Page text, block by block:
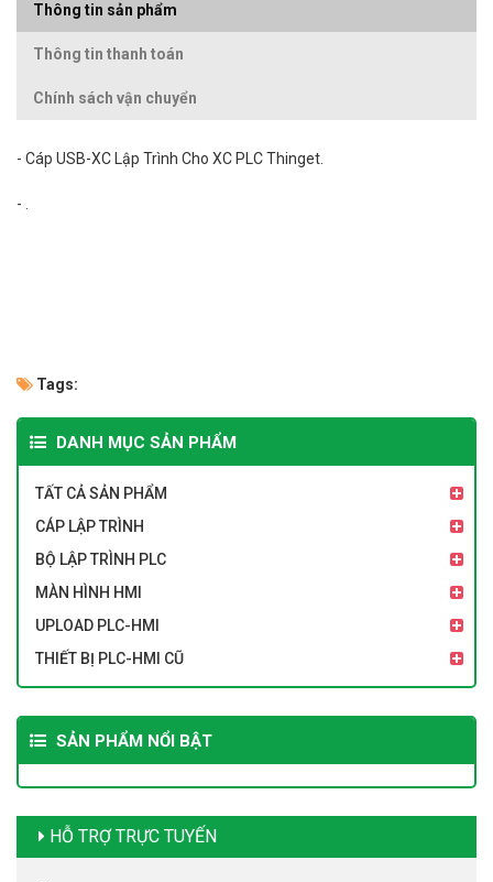
Thông tin sản phẩm
Thông tin thanh toán
Chính sách vận chuyển
- Cáp USB-XC Lập Trình Cho XC PLC Thinget.
- .
Tags:
DANH MỤC SẢN PHẨM
TẤT CẢ SẢN PHẨM
CÁP LẬP TRÌNH
BỘ LẬP TRÌNH PLC
MÀN HÌNH HMI
UPLOAD PLC-HMI
THIẾT BỊ PLC-HMI CŨ
SẢN PHẨM NỔI BẬT
HỖ TRỢ TRỰC TUYẾN